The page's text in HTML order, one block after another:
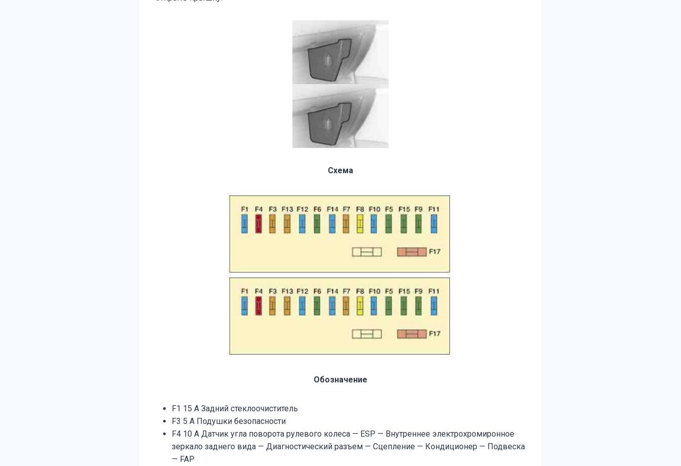
Схема
Обозначение
F1 15 A Задний стеклоочиститель
F3 5 A Подушки безопасности
F4 10 A Датчик угла поворота рулевого колеса — ESP — Внутреннее электрохромиронное
зеркало заднего вида — Диагностический разъем — Сцепление — Кондиционер — Подвеска
— FAP